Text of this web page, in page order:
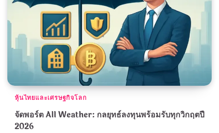
หุ้นไทยและเศรษฐกิจโลก
จัดพอร์ต All Weather: กลยุทธ์ลงทุนพร้อมรับทุกวิกฤตปี
2026